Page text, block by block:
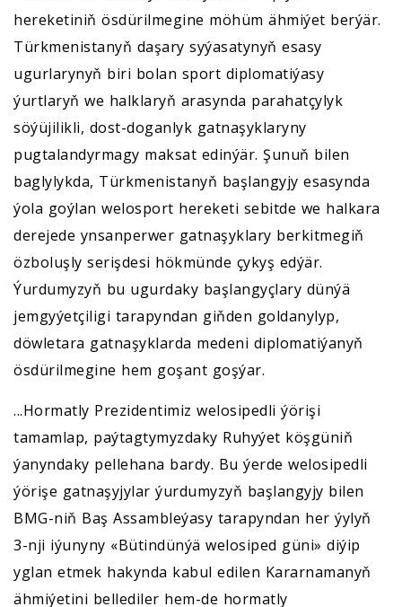
hereketiniň ösdürilmegine möhüm ähmiýet berýär.
Türkmenistanyň daşary syýasatynyň esasy
ugurlarynyň biri bolan sport diplomatiýasy
ýurtlaryň we halklaryň arasynda parahatçylyk
söýüjilikli, dost-doganlyk gatnaşyklaryny
pugtalandyrmagy maksat edinýär. Şunuň bilen
baglylykda, Türkmenistanyň başlangyjy esasynda
ýola goýlan welosport hereketi sebitde we halkara
derejede ynsanperwer gatnaşyklary berkitmegiň
özboluşly serişdesi hökmünde çykyş edýär.
Ýurdumyzyň bu ugurdaky başlangyçlary dünýä
jemgyýetçiligi tarapyndan giňden goldanylyp,
döwletara gatnaşyklarda medeni diplomatiýanyň
ösdürilmegine hem goşant goşýar.
...Hormatly Prezidentimiz welosipedli ýörişi
tamamlap, paýtagtymyzdaky Ruhyýet köşgüniň
ýanyndaky pellehana bardy. Bu ýerde welosipedli
ýörişe gatnaşyjylar ýurdumyzyň başlangyjy bilen
BMG-niň Baş Assambleýasy tarapyndan her ýylyň
3-nji iýunyny «Bütindünýä welosiped güni» diýip
yglan etmek hakynda kabul edilen Kararnamanyň
ähmiýetini bellediler hem-de hormatly